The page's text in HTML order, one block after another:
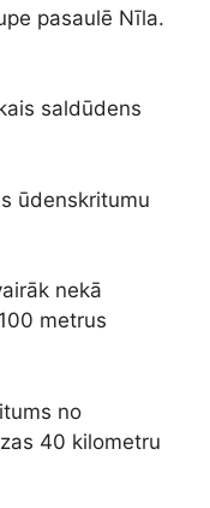
pasaulē Nīla.
saldūdens
ūdenskritumu
nekā
metrus
no
40 kilometru